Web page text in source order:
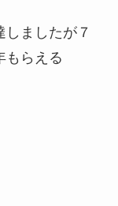
ましたが７
もらえる